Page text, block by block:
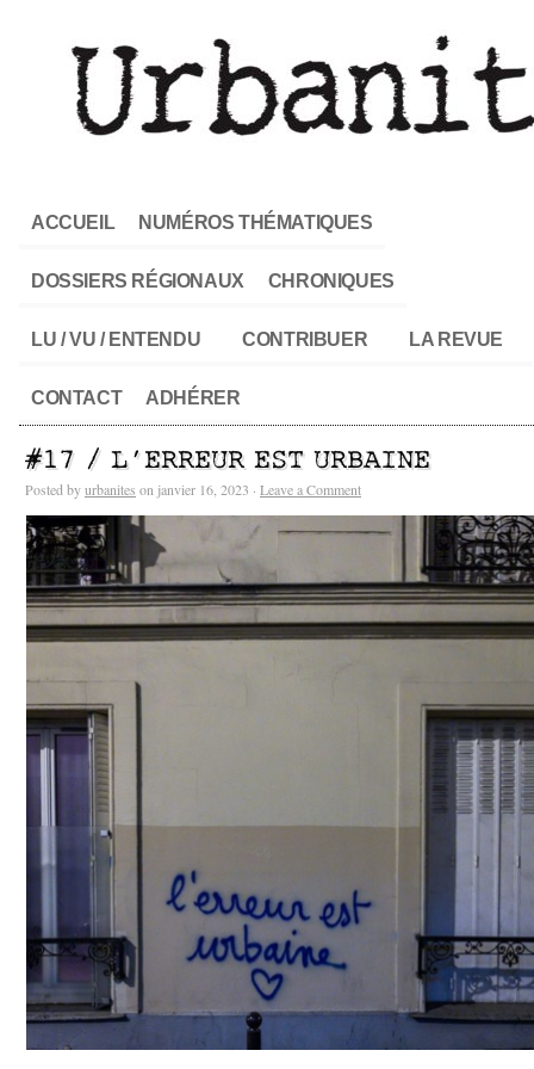
ACCUEIL NUMÉROS THÉMATIQUES
DOSSIERS RÉGIONAUX CHRONIQUES
LU / VU / ENTENDU CONTRIBUER LA REVUE
CONTACT ADHÉRER
#17 / L’ERREUR EST URBAINE
Posted byurbanites on janvier 16, 2023 · Leave a Comment